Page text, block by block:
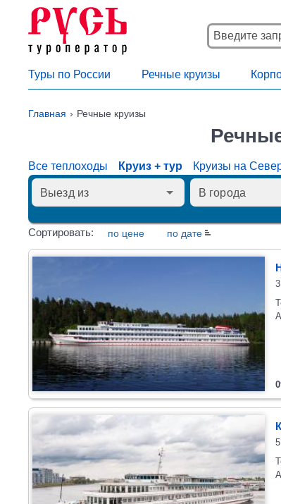
Туры по России Речные круизы
Главная Речные круизы
Все теплоходы Круиз + тур Круизы на
Сортировать: по цене по дате